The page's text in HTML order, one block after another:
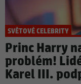
SVĚTOVÉ CELEBRITY
Princ Harry
problém!
Karel III.